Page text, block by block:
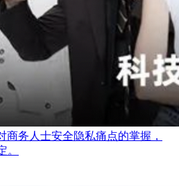
商务人士安全隐私痛点的掌握，
。